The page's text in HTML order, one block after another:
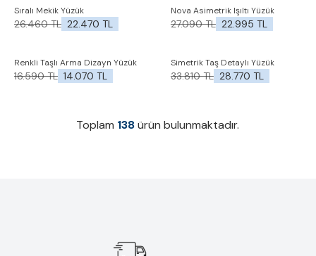
%15
İndirim
Favorilere Ekle
Sıralı Mekik Yüzük
26.460TL 22.470 TL
Yeni
%15
İndirim
Favorilere Ekle
Nova Asimetrik Işıltı Yüzük
27.090TL 22.995 TL
%15
İndirim
Favorilere Ekle
Renkli Taşlı Arma Dizayn Yüzük
16.590TL 14.070 TL
%15
İndirim
Favorilere Ekle
Simetrik Taş Detaylı Yüzük
33.810TL 28.770 TL
Toplam 138ürün bulunmaktadır.